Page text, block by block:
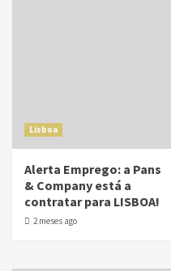
Lisboa
Alerta Emprego: a Pans
& Company está a
contratar para LISBOA!
2 meses ago